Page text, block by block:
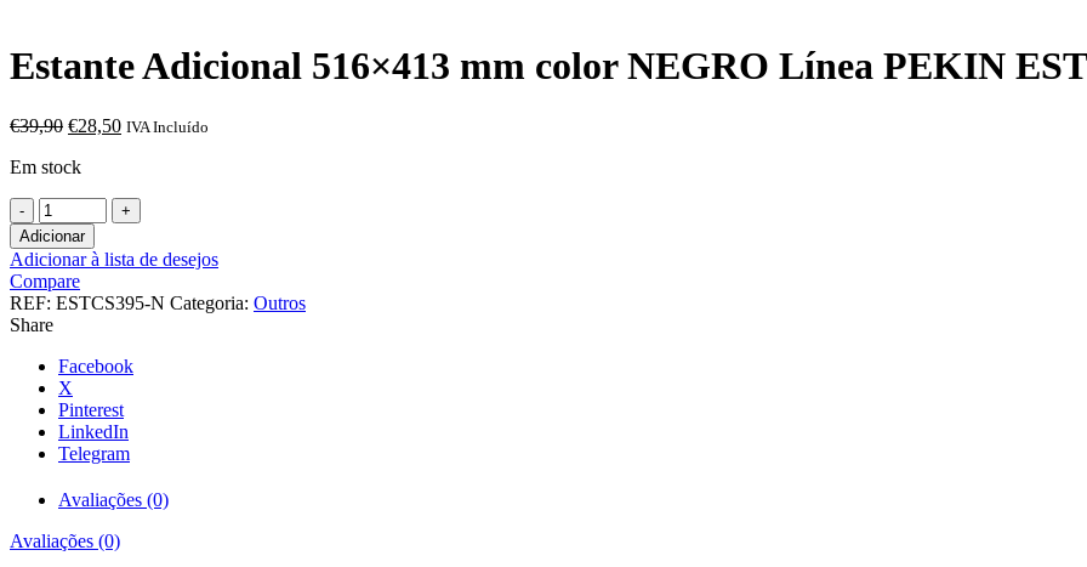
Estante Adicional 516×413 mm color NEGRO Línea PEKIN
€39,90 O
original
€39,90.
€28,50O
€28,50.
IVA Incluído
Em stock
Quantidade
de
Estante
Adicional
516x413
mm
color
NEGRO
Línea
PEKIN
ESTCS395-
N
Adicionar
Adicionar à lista de desejos
Compare
REF: ESTCS395-N Categoria: Outros
Share
Facebook
X
Pinterest
LinkedIn
Telegram
Avaliações (0)
Avaliações (0)